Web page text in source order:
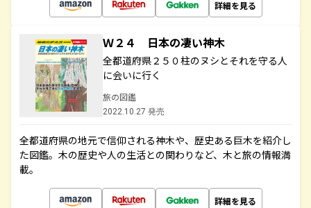
詳細を見る
Ｗ２４ 日本の凄い神木
全都道府県２５０柱のヌシとそれを守る人
に会いに行く
旅の図鑑
2022.10.27 発売
全都道府県の地元で信仰される神木や、歴史ある巨木を紹介し
た図鑑。木の歴史や人の生活との関わりなど、木と旅の情報満
載。
詳細を見る